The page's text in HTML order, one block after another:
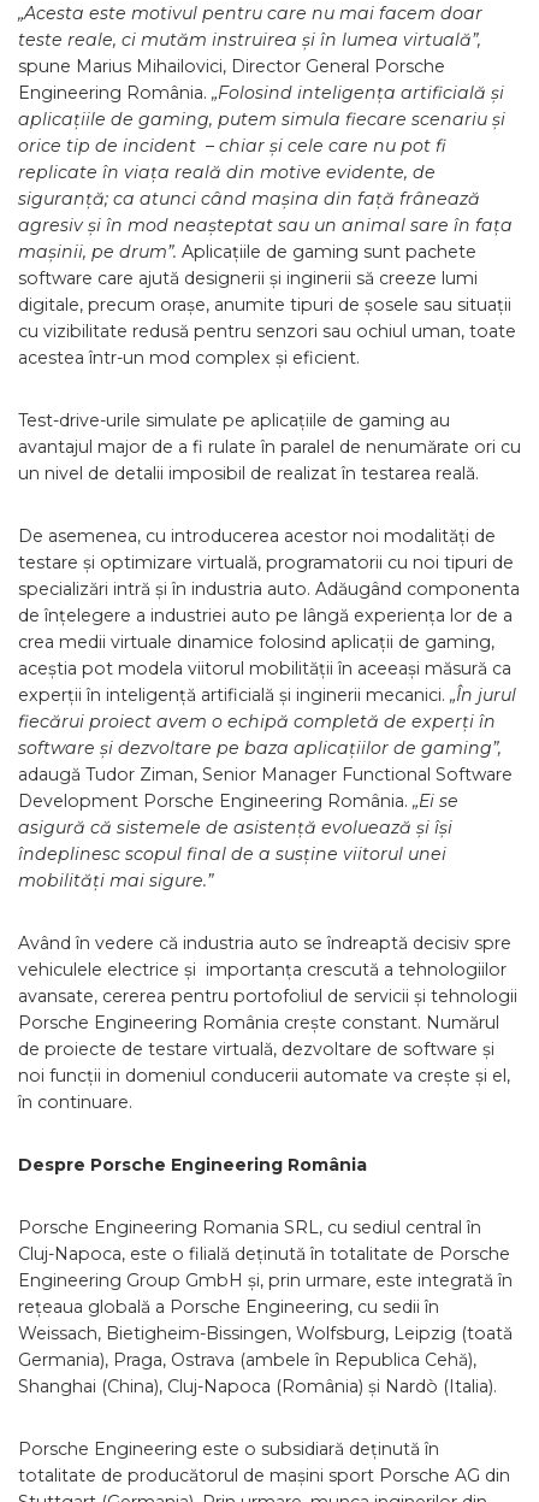
„Acesta este motivul pentru care nu mai facem doar
teste reale, ci mutăm instruirea și în lumea virtuală”,
spune Marius Mihailovici, Director General Porsche
Engineering România. „Folosind inteligența artificială și
aplicațiile de gaming, putem simula fiecare scenariu și
orice tip de incident – chiar și cele care nu pot fi
replicate în viața reală din motive evidente, de
siguranță; ca atunci când mașina din față frânează
agresiv și în mod neașteptat sau un animal sare în fața
mașinii, pe drum”. Aplicațiile de gaming sunt pachete
software care ajută designerii și inginerii să creeze lumi
digitale, precum orașe, anumite tipuri de șosele sau situații
cu vizibilitate redusă pentru senzori sau ochiul uman, toate
acestea într-un mod complex și eficient.
Test-drive-urile simulate pe aplicațiile de gaming au
avantajul major de a fi rulate în paralel de nenumărate ori cu
un nivel de detalii imposibil de realizat în testarea reală.
De asemenea, cu introducerea acestor noi modalități de
testare și optimizare virtuală, programatorii cu noi tipuri de
specializări intră și în industria auto. Adăugând componenta
de înțelegere a industriei auto pe lângă experiența lor de a
crea medii virtuale dinamice folosind aplicații de gaming,
aceștia pot modela viitorul mobilității în aceeași măsură ca
experții în inteligență artificială și inginerii mecanici. „În jurul
fiecărui proiect avem o echipă completă de experți în
software și dezvoltare pe baza aplicațiilor de gaming”,
adaugă Tudor Ziman, Senior Manager Functional Software
Development Porsche Engineering România. „Ei se
asigură că sistemele de asistență evoluează și își
îndeplinesc scopul final de a susține viitorul unei
mobilități mai sigure.”
Având în vedere că industria auto se îndreaptă decisiv spre
vehiculele electrice și importanța crescută a tehnologiilor
avansate, cererea pentru portofoliul de servicii și tehnologii
Porsche Engineering România crește constant. Numărul
de proiecte de testare virtuală, dezvoltare de software și
noi funcții in domeniul conducerii automate va crește și el,
în continuare.
Despre Porsche Engineering România
Porsche Engineering Romania SRL, cu sediul central în
Cluj-Napoca, este o filială deținută în totalitate de Porsche
Engineering Group GmbH și, prin urmare, este integrată în
rețeaua globală a Porsche Engineering, cu sedii în
Weissach, Bietigheim-Bissingen, Wolfsburg, Leipzig (toată
Germania), Praga, Ostrava (ambele în Republica Cehă),
Shanghai (China), Cluj-Napoca (România) și Nardò (Italia).
Porsche Engineering este o subsidiară deținută în
totalitate de producătorul de mașini sport Porsche AG din